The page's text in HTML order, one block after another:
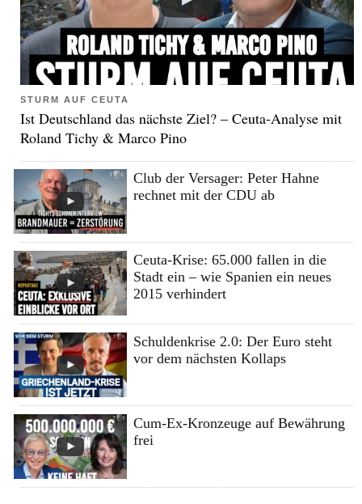
STURM AUF CEUTA
Ist Deutschland das nächste Ziel? – Ceuta-Analyse mit
Roland Tichy & Marco Pino
Club der Versager: Peter Hahne
rechnet mit der CDU ab
Ceuta-Krise: 65.000 fallen in die
Stadt ein – wie Spanien ein neues
2015 verhindert
Schuldenkrise 2.0: Der Euro steht
vor dem nächsten Kollaps
Cum-Ex-Kronzeuge auf Bewährung
frei